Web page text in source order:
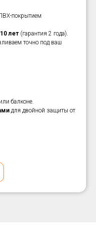
покрытием
лет (гарантия 2 года).
точно под ваш
балконе.
для двойной защиты от